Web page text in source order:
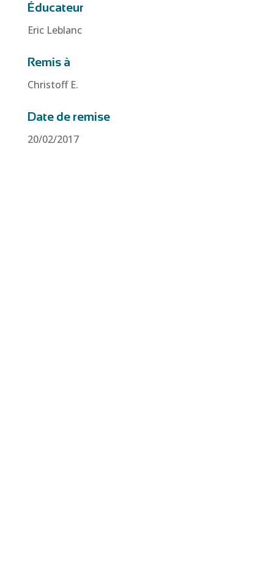
Éducateur
Eric Leblanc
Remis à
Christoff E.
Date de remise
20/02/2017